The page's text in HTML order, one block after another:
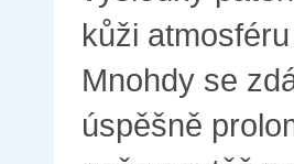
kůži
Mnohdy se
úspěšně